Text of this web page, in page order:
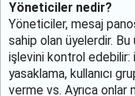
Yöneticiler nedir?
Yöneticiler, mesaj
sahip olan üyelerdir.
işlevini kontrol edebilir:
yasaklama, kullanıcı
verme vs. Ayrıca onlar